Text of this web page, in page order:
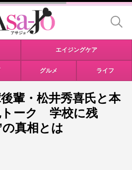
エイジングケア
グルメ ライフ
輩・松井秀喜氏と本
トーク 学校に残
真相とは